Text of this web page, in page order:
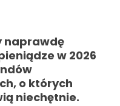
naprawdę
w 2026
o których
niechętnie.